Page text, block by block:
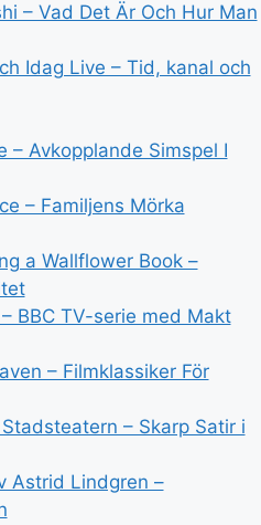
– Vad Det Är Och Hur Man
Idag Live – Tid, kanal och
– Avkopplande Simspel I
– Familjens Mörka
a Wallflower Book –
BBC TV-serie med Makt
– Filmklassiker För
– Skarp Satir i
Astrid Lindgren –